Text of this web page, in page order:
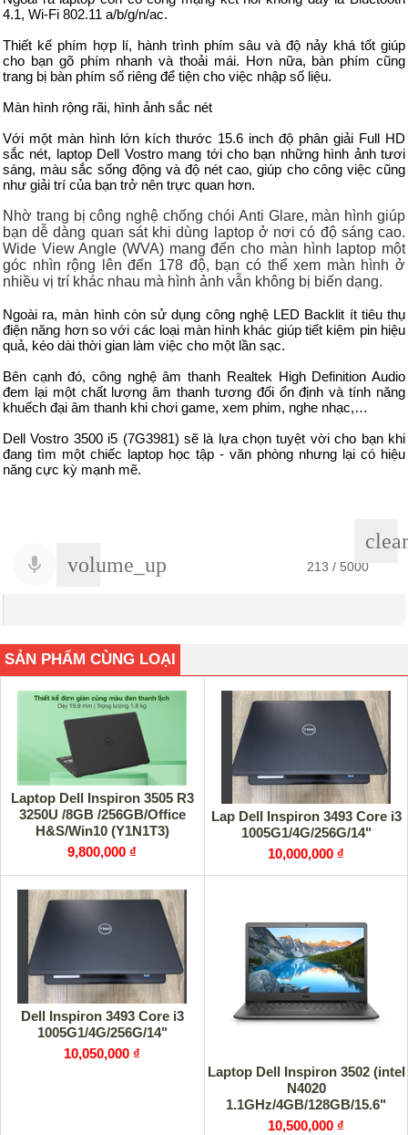
4.1, Wi-Fi 802.11 a/b/g/n/ac.
Thiết kế phím hợp lí, hành trình phím sâu và độ nảy khá tốt giúp
cho bạn gõ phím nhanh và thoải mái. Hơn nữa, bàn phím cũng
trang bị bàn phím số riêng để tiện cho việc nhập số liệu.
Màn hình rộng rãi, hình ảnh sắc nét
Với một màn hình lớn kích thước 15.6 inch độ phân giải Full HD
sắc nét, laptop Dell Vostro mang tới cho bạn những hình ảnh tươi
sáng, màu sắc sống động và độ nét cao, giúp cho công việc cũng
như giải trí của bạn trở nên trực quan hơn.
Nhờ trang bị công nghệ chống chói Anti Glare, màn hình giúp
bạn dễ dàng quan sát khi dùng laptop ở nơi có độ sáng cao.
Wide View Angle (WVA) mang đến cho màn hình laptop một
góc nhìn rộng lên đến 178 độ, bạn có thể xem màn hình ở
nhiều vị trí khác nhau mà hình ảnh vẫn không bị biến dạng.
Ngoài ra, màn hình còn sử dụng công nghệ LED Backlit ít tiêu thụ
điện năng hơn so với các loại màn hình khác giúp tiết kiệm pin hiệu
quả, kéo dài thời gian làm việc cho một lần sạc.
Bên cạnh đó, công nghệ âm thanh Realtek High Definition Audio
đem lại một chất lượng âm thanh tương đối ổn định và tính năng
khuếch đại âm thanh khi chơi game, xem phim, nghe nhạc,…
Dell Vostro 3500 i5 (7G3981) sẽ là lựa chọn tuyệt vời cho bạn khi
đang tìm một chiếc laptop học tập - văn phòng nhưng lại có hiệu
năng cực kỳ mạnh mẽ.
clear
volume_up
213 / 5000
SẢN PHẨM CÙNG LOẠI
Laptop Dell Inspiron 3505 R3
3250U /8GB /256GB/Office
H&S/Win10 (Y1N1T3)
9,800,000 ₫
Lap Dell Inspiron 3493 Core i3
1005G1/4G/256G/14"
10,000,000 ₫
Dell Inspiron 3493 Core i3
1005G1/4G/256G/14"
10,050,000 ₫
Laptop Dell Inspiron 3502 (intel
N4020
1.1GHz/4GB/128GB/15.6"
HD/Webcam/Win10/Black)
10,500,000 ₫